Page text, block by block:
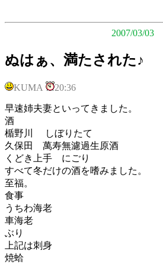
2007/03/03
ぬはぁ、満たされた♪
KUMA 20:36
早速姉夫妻といってきました。
酒
楯野川 しぼりたて
久保田 萬寿無濾過生原酒
くどき上手 にごり
すべて冬だけの酒を嗜みました。
至福。
食事
うちわ海老
車海老
ぶり
上記は刺身
焼蛤